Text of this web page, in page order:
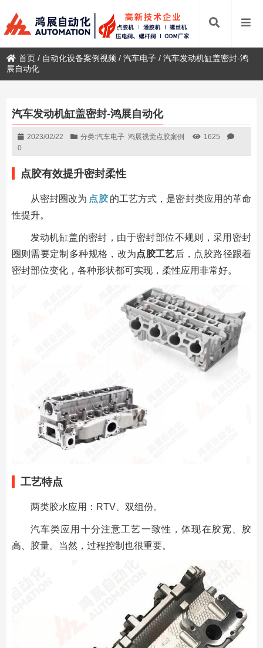
首页 / 自动化设备案例视频 /汽车电子 /汽车发动机缸盖密封-鸿
展自动化
汽车发动机缸盖密封-鸿展自动化
2023/02/22 分类:汽车电子 鸿展视觉点胶案例
1625
0
点胶有效提升密封柔性
从密封圈改为 点胶 的工艺方式，是密封类应用的革命
性提升。
发动机缸盖的密封，由于密封部位不规则，采用密封
圈则需要定制多种规格，改为点胶工艺后，点胶路径跟着
密封部位变化，各种形状都可实现，柔性应用非常好。
工艺特点
两类胶水应用：RTV、双组份。
汽车类应用十分注意工艺一致性，体现在胶宽、胶
高、胶量。当然，过程控制也很重要。